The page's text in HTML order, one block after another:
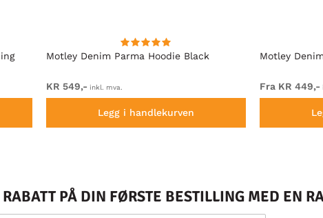
Motley Denim Parma Hoodie Black
KR 549,- inkl. mva.
Legg i handlekurven
Motley
Fra KR 449,-
PÅ DIN FØRSTE BESTILLING MED EN